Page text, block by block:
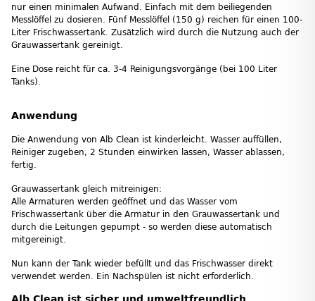
nur einen minimalen Aufwand. Einfach mit dem beiliegenden
Messlöffel zu dosieren. Fünf Messlöffel (150 g) reichen für einen 100-
Liter Frischwassertank. Zusätzlich wird durch die Nutzung auch der
Grauwassertank gereinigt.
Eine Dose reicht für ca. 3-4 Reinigungsvorgänge (bei 100 Liter
Tanks).
Anwendung
Die Anwendung von Alb Clean ist kinderleicht. Wasser auffüllen,
Reiniger zugeben, 2 Stunden einwirken lassen, Wasser ablassen,
fertig.
Grauwassertank gleich mitreinigen:
Alle Armaturen werden geöffnet und das Wasser vom
Frischwassertank über die Armatur in den Grauwassertank und
durch die Leitungen gepumpt - so werden diese automatisch
mitgereinigt.
Nun kann der Tank wieder befüllt und das Frischwasser direkt
verwendet werden. Ein Nachspülen ist nicht erforderlich.